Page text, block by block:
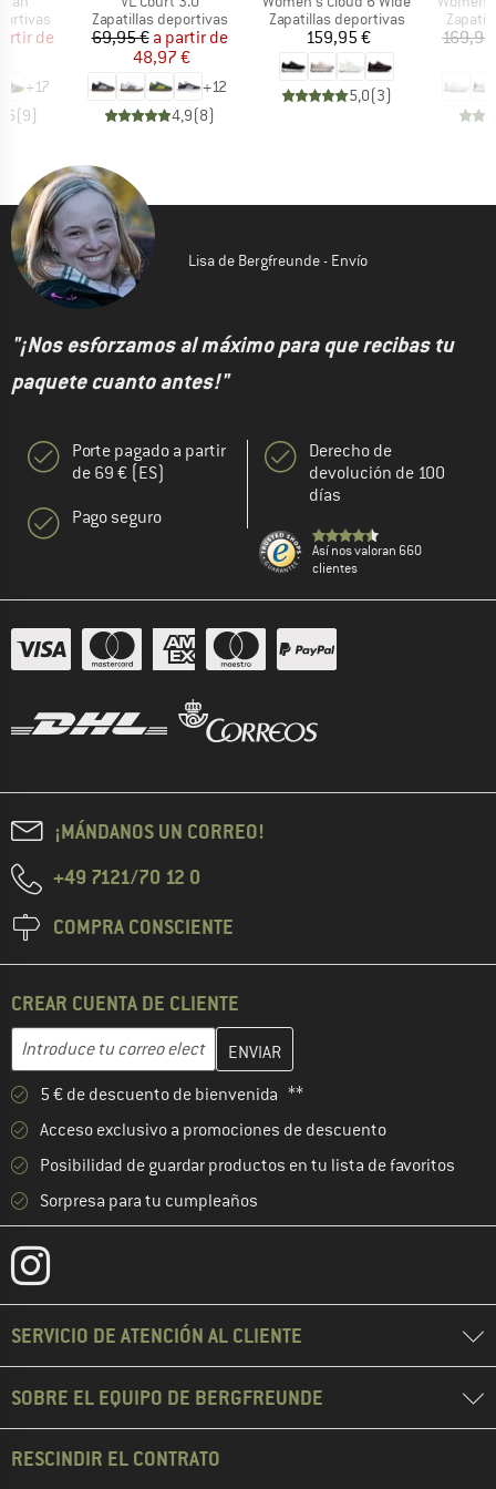
reducido
de
+17
(9)
Product group
Zapatillas deportivas
Precio
69,95 € Precio reducido
a partir de
48,97 €
+12
4,9(8)
Product group
Zapatillas deportivas
Precio
159,95 €
5,0(3)
Lisa de Bergfreunde - Envío
"¡Nos esforzamos al máximo para que recibas tu
paquete cuanto antes!"
Porte pagado a partir
de 69 € (ES)
Pago seguro
Derecho de
devolución de 100
días
Así nos valoran 660
clientes
¡MÁNDANOS UN CORREO!
+49 7121/70 12 0
COMPRA CONSCIENTE
CREAR CUENTA DE CLIENTE
Dirección de correo electrónico
Introduce aquí tu dirección de correo electrónico y crea tu
5 € de descuento de bienvenida **
Acceso exclusivo a promociones de descuento
Posibilidad de guardar productos en tu lista de favoritos
Sorpresa para tu cumpleaños
SERVICIO DE ATENCIÓN AL CLIENTE
SOBRE EL EQUIPO DE BERGFREUNDE
RESCINDIR EL CONTRATO